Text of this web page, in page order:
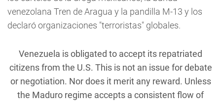
venezolana Tren de Aragua y la pandilla M-13 y los
declaró organizaciones "terroristas" globales.
Venezuela is obligated to accept its repatriated
citizens from the U.S. This is not an issue for debate
or negotiation. Nor does it merit any reward. Unless
the Maduro regime accepts a consistent flow of